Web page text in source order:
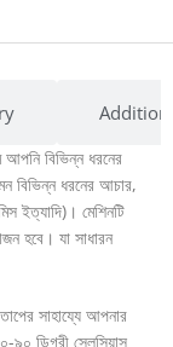
আপনি বিভিন্ন ধরনের
বিভিন্ন ধরনের আচার,
ইত্যাদি)। মেশিনটি
হবে। যা সাধারন
সাহায্যে আপনার
৯০ ডিগ্রী সেলসিয়াস